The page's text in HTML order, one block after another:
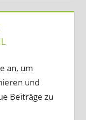
an, um
und
Beiträge zu